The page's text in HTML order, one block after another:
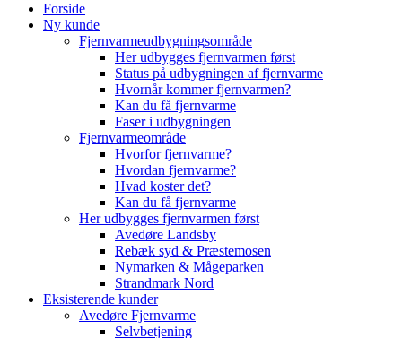
Forside
Ny kunde
Fjernvarmeudbygningsområde
Her udbygges fjernvarmen først
Status på udbygningen af fjernvarme
Hvornår kommer fjernvarmen?
Kan du få fjernvarme
Faser i udbygningen
Fjernvarmeområde
Hvorfor fjernvarme?
Hvordan fjernvarme?
Hvad koster det?
Kan du få fjernvarme
Her udbygges fjernvarmen først
Avedøre Landsby
Rebæk syd & Præstemosen
Nymarken & Mågeparken
Strandmark Nord
Eksisterende kunder
Avedøre Fjernvarme
Selvbetjening